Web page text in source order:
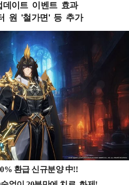
이트 이벤트 효과
원 '철가면' 등 추가